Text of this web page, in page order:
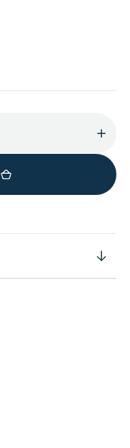
for
7